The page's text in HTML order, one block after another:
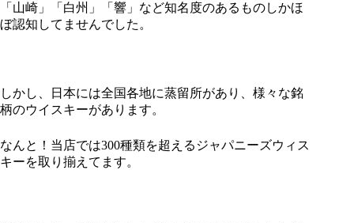
「山崎」「白州」「響」など知名度のあるものしかほ
ぼ認知してませんでした。
しかし、日本には全国各地に蒸留所があり、様々な銘
柄のウイスキーがあります。
なんと！当店では300種類を超えるジャパニーズウィス
キーを取り揃えてます。